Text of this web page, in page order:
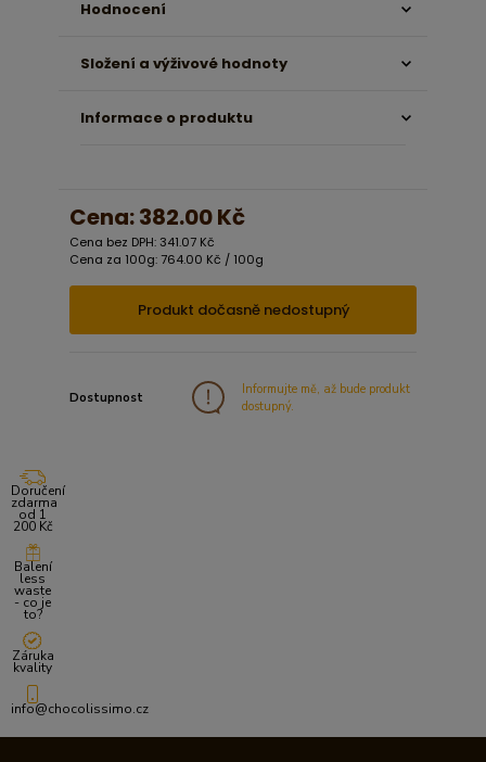
Hodnocení
Složení a výživové hodnoty
Informace o produktu
Cena:382.00 Kč
Cena bez DPH: 341.07 Kč
Cena za 100g: 764.00 Kč / 100g
Produkt dočasně nedostupný
Dostupnost
Informujte mě, až bude produkt
dostupný.
Doručení
zdarma
od 1
200 Kč
Balení
less
waste
- co je
to?
Záruka
kvality
info@chocolissimo.cz